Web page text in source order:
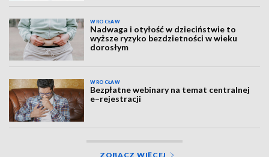
WROCŁAW
Nadwaga i otyłość w dzieciństwie to
wyższe ryzyko bezdzietności w wieku
dorosłym
WROCŁAW
Bezpłatne webinary na temat centralnej
e–rejestracji
ZOBACZ WIĘCEJ